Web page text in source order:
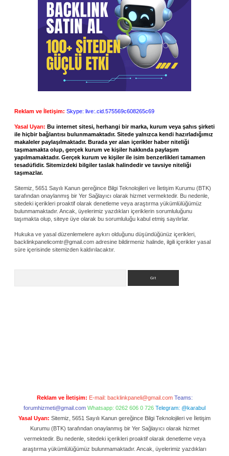
Reklam ve İletişim: Skype: live:.cid.575569c608265c69
Yasal Uyarı: Bu internet sitesi, herhangi bir marka, kurum veya şahıs şirketi
ile hiçbir bağlantısı bulunmamaktadır. Sitede yalnızca kendi hazırladığımız
makaleler paylaşılmaktadır. Burada yer alan içerikler haber niteliği
taşımamakta olup, gerçek kurum ve kişiler hakkında paylaşım
yapılmamaktadır. Gerçek kurum ve kişiler ile isim benzerlikleri tamamen
tesadüfidir. Sitemizdeki bilgiler taslak halindedir ve tavsiye niteliği
taşımazlar.
Sitemiz, 5651 Sayılı Kanun gereğince Bilgi Teknolojileri ve İletişim Kurumu (BTK)
tarafından onaylanmış bir Yer Sağlayıcı olarak hizmet vermektedir. Bu nedenle,
sitedeki içerikleri proaktif olarak denetleme veya araştırma yükümlülüğümüz
bulunmamaktadır. Ancak, üyelerimiz yazdıkları içeriklerin sorumluluğunu
taşımakta olup, siteye üye olarak bu sorumluluğu kabul etmiş sayılırlar.
Hukuka ve yasal düzenlemelere aykırı olduğunu düşündüğünüz içerikleri,
backlinkpanelicomtr@gmail.com adresine bildirmeniz halinde, ilgili içerikler yasal
süre içerisinde sitemizden kaldırılacaktır.
Reklam ve İletişim: E-mail: backlinkpaneli@gmail.com Teams:
forumhizmeti@gmail.com Whatsapp: 0262 606 0 726 Telegram: @karabul
Yasal Uyarı: Sitemiz, 5651 Sayılı Kanun gereğince Bilgi Teknolojileri ve İletişim
Kurumu (BTK) tarafından onaylanmış bir Yer Sağlayıcı olarak hizmet
vermektedir. Bu nedenle, sitedeki içerikleri proaktif olarak denetleme veya
araştırma yükümlülüğümüz bulunmamaktadır. Ancak, üyelerimiz yazdıkları